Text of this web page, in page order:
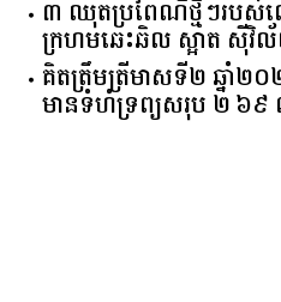
៣ ឈុតប្រពៃណីថ្មីៗរបស់
ក្រហមឆេះឆិល ស្អាត ​ស៊ី
គិត​ត្រឹមត្រីមាស​ទី​២​ ​ឆ្នាំ​២០
មាន​ទំហំ​ទ្រព្យ​សរុប​ ​២.៦៩​